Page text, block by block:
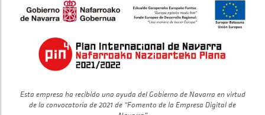
Esta empresa ha recibido una ayuda del Gobierno de Navarra en virtud
de la convocatoria de 2021 de “Fomento de la Empresa Digital de